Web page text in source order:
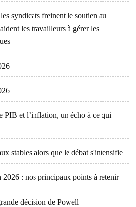
syndicats freinent le soutien au
les travailleurs à gérer les
PIB et l’inflation, un écho à ce qui
stables alors que le débat s'intensifie
: nos principaux points à retenir
décision de Powell